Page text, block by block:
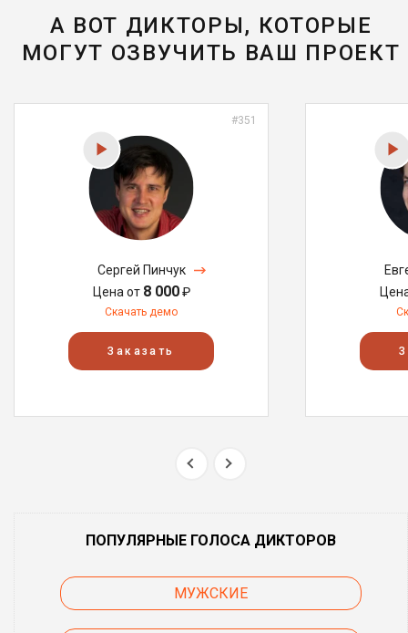
А ВОТ ДИКТОРЫ, КОТОРЫЕ
МОГУТ ОЗВУЧИТЬ ВАШ ПРОЕКТ
#351
Сергей Пинчук
Цена от 8 000₽
Скачать демо
Заказать
ПОПУЛЯРНЫЕ ГОЛОСА ДИКТОРОВ
МУЖСКИЕ